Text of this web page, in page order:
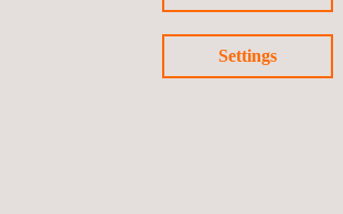
Settings